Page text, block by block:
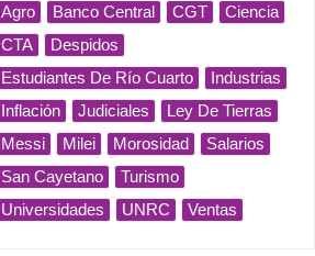
Agro Banco Central CGT
Ciencia
CTA
Despidos
Estudiantes De Río Cuarto
Industrias
Inflación
Judiciales
Ley De Tierras
Messi
Milei Morosidad
Salarios
San Cayetano
Turismo
Universidades
UNRC Ventas